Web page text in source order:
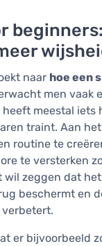
naar hoe een
men vaak
meestal iets
traint. Aan
routine te
te versterken
wil zeggen dat
beschermt en
er bijvoorbeeld